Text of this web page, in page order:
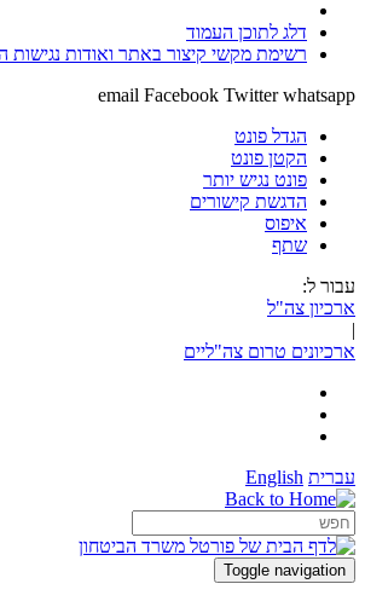
דלג לתוכן העמוד
רשימת מקשי קיצור באתר ואודות נגישות
email Facebook Twitter whatsapp
הגדל פונט
הקטן פונט
פונט נגיש יותר
הדגשת קישורים
איפוס
שתף
עבור ל:
ארכיון צה"ל
|
ארכיונים טרום צה"ליים
עברית English
Toggle navigation